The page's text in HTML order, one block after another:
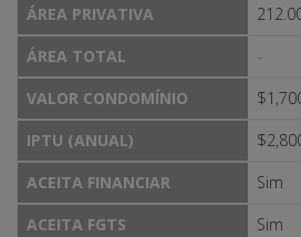
ÁREA PRIVATIVA
ÁREA TOTAL
-
VALOR CONDOMÍNIO
IPTU (ANUAL)
ACEITA FINANCIAR
Sim
ACEITA FGTS
Sim